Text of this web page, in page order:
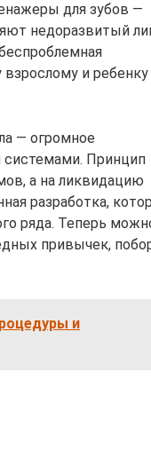
для зубов —
недоразвитый
и ребенку
— огромное
Принцип
а на ликвидацию
разработка,
ряда. Теперь
привычек,
и